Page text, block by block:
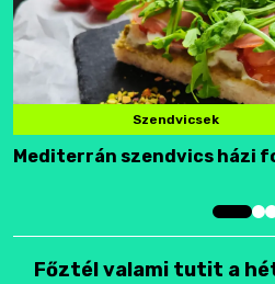
Szendvicsek
Mediterrán szendvics házi
Főztél valami tutit a